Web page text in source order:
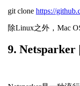
git clone https://
除Linux之外，Mac
9. Netsparker